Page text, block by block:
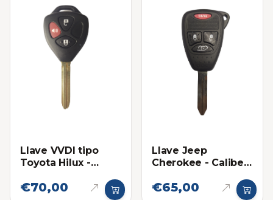
Llave VVDI tipo
Toyota Hilux -
€70,00
Llave Jeep
Cherokee - Caliber
€65,00